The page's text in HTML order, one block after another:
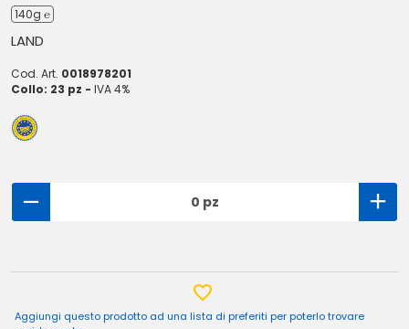
140g ℮
LAND
Cod. Art. 0018978201
Collo: 23 pz - IVA 4%
0 pz
Aggiungi questo prodotto ad una lista di preferiti per poterlo trovare